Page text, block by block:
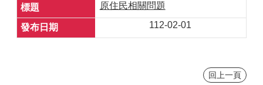
原住民相關問題
112-02-01
回上一頁